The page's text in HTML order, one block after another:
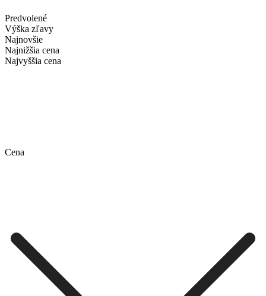
Predvolené
Výška zľavy
Najnovšie
Najnižšia cena
Najvyššia cena
Cena